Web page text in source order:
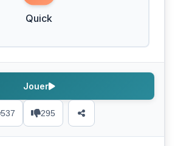
Quick
537 295
Jouer